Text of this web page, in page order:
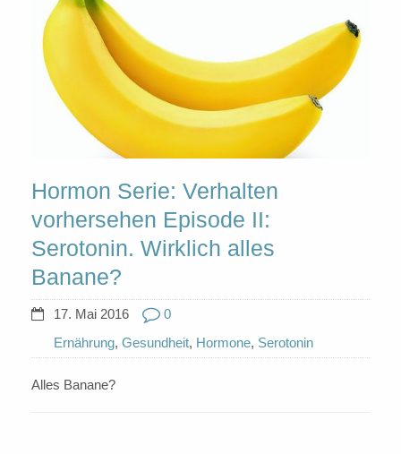
Hormon Serie: Verhalten
vorhersehen Episode II:
Serotonin. Wirklich alles
Banane?
17. Mai 2016
0
Ernährung, Gesundheit, Hormone, Serotonin
Alles Banane?